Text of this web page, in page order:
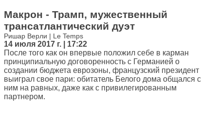
Макрон - Трамп, мужественный
трансатлантический дуэт
Ришар Верли | Le Temps
14 июля 2017 г. | 17:22
После того как он впервые положил себе в карман
принципиальную договоренность с Германией о
создании бюджета еврозоны, французский президент
выиграл свое пари: обитатель Белого дома общался с
ним на равных, даже как с привилегированным
партнером.